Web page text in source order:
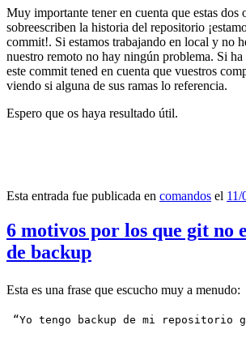
Muy importante tener en cuenta que estas dos
sobreescriben la historia del repositorio
commit!. Si estamos trabajando en local y no
nuestro remoto no hay ningún problema. Si ha
este commit tened en cuenta que vuestros
viendo si alguna de sus ramas lo referencia.
Espero que os haya resultado útil.
Esta entrada fue publicada en comandos el 11/
6 motivos por los que git no
de backup
Esta es una frase que escucho muy a menudo:
“Yo tengo backup de mi repositorio